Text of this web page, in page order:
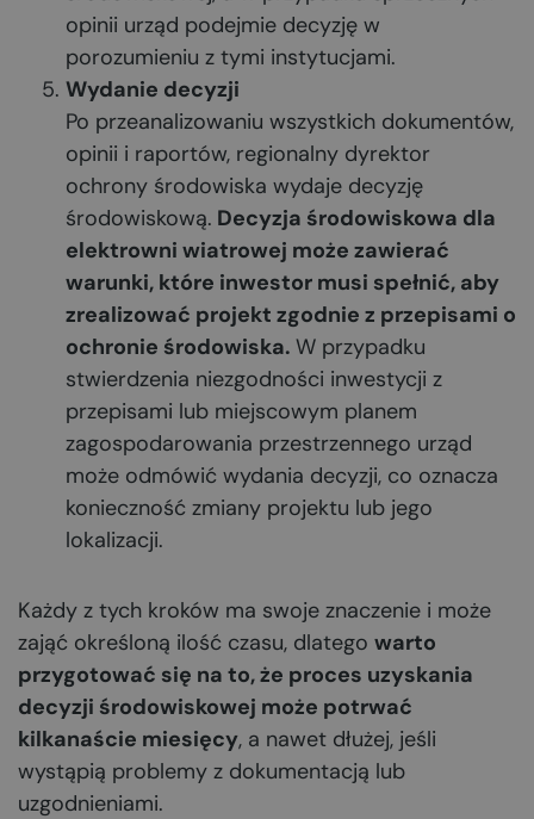
opinii urząd podejmie decyzję w
porozumieniu z tymi instytucjami.
Wydanie decyzji
Po przeanalizowaniu wszystkich dokumentów,
opinii i raportów, regionalny dyrektor
ochrony środowiska wydaje decyzję
środowiskową. Decyzja środowiskowa dla
elektrowni wiatrowej może zawierać
warunki, które inwestor musi spełnić, aby
zrealizować projekt zgodnie z przepisami o
ochronie środowiska. W przypadku
stwierdzenia niezgodności inwestycji z
przepisami lub miejscowym planem
zagospodarowania przestrzennego urząd
może odmówić wydania decyzji, co oznacza
konieczność zmiany projektu lub jego
lokalizacji.
Każdy z tych kroków ma swoje znaczenie i może
zająć określoną ilość czasu, dlatego warto
przygotować się na to, że proces uzyskania
decyzji środowiskowej może potrwać
kilkanaście miesięcy, a nawet dłużej, jeśli
wystąpią problemy z dokumentacją lub
uzgodnieniami.